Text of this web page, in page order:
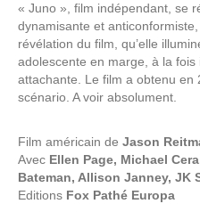
« Juno », film indépendant, se
dynamisante et
révélation du film, qu’elle
adolescente en marge, à la
attachante. Le film a obtenu en
scénario. A voir absolument.
Film américain de Jason
Avec Ellen Page, Michael
Bateman, Allison Janney, JK
Editions Fox Pathé Europa